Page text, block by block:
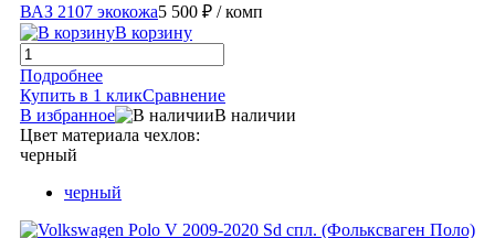
ВАЗ 2107 экокожа5 500 ₽ / комп
В корзину
Подробнее
Купить в 1 кликСравнение
В избранное
В наличии
Цвет материала чехлов:
черный
черный